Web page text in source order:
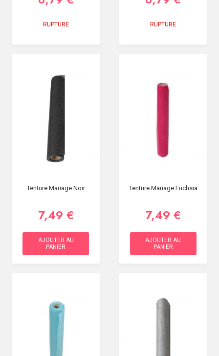
RUPTURE RUPTURE
Tenture Mariage Noir
7,49 €
AJOUTER AU
PANIER
Tenture Mariage Fuchsia
7,49 €
AJOUTER AU
PANIER